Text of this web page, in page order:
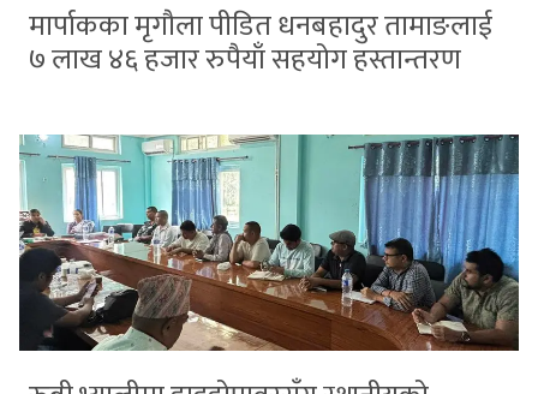
मार्पाकका मृगौला पीडित धनबहादुर तामाङलाई
७ लाख ४६ हजार रुपैयाँ सहयोग हस्तान्तरण